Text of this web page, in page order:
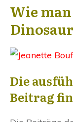
Wie
Die
Beitrag